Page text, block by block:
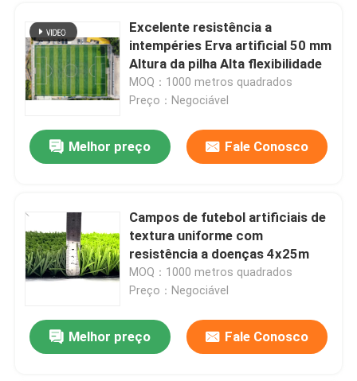
Excelente resistência a
intempéries Erva artificial 50 mm
Altura da pilha Alta flexibilidade
MOQ：1000 metros quadrados
Preço：Negociável
Melhor preço Fale Conosco
Campos de futebol artificiais de
textura uniforme com
resistência a doenças 4x25m
MOQ：1000 metros quadrados
Preço：Negociável
Melhor preço Fale Conosco